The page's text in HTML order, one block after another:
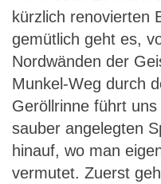
kürzlich renovierten
gemütlich geht es,
Nordwänden der
Munkel-Weg durch
Geröllrinne führt
sauber angelegten
hinauf, wo man
vermutet. Zuerst